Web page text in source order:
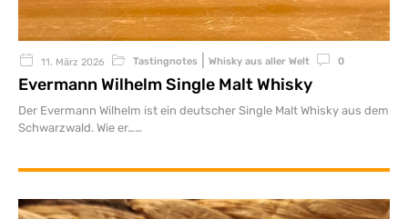
11. März 2026 Tastingnotes Whisky aus aller Welt 0
Evermann Wilhelm Single Malt Whisky
Der Evermann Wilhelm ist ein deutscher Single Malt Whisky aus dem
Schwarzwald. Wie er…